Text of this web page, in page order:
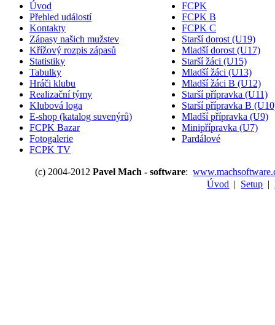
Úvod
Přehled událostí
Kontakty
Zápasy našich mužstev
Křížový rozpis zápasů
Statistiky
Tabulky
Hráči klubu
Realizační týmy
Klubová loga
E-shop (katalog suvenýrů)
FCPK Bazar
Fotogalerie
FCPK TV
FCPK
FCPK B
FCPK C
Starší dorost (U19)
Mladší dorost (U17)
Starší žáci (U15)
Mladší žáci (U13)
Mladší žáci B (U12)
Starší přípravka (U11)
Starší přípravka B
Mladší přípravka (U9)
Minipřípravka (U7)
Pardálové
(c) 2004-2012Pavel Mach - software:
Úvod | Setup |